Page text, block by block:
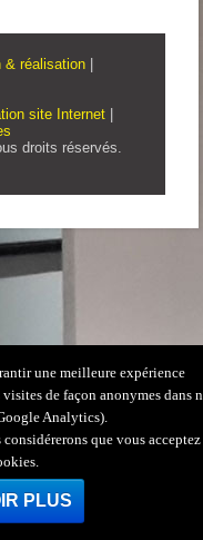
& réalisation
site Internet
droits réservés.
une meilleure expérience
de façon anonymes dans
Analytics).
que vous acceptez
PLUS